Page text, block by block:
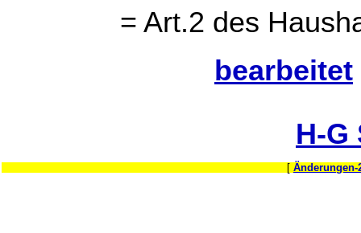
= Art.2 des
bearbeitet
H-G
[ Änderungen-